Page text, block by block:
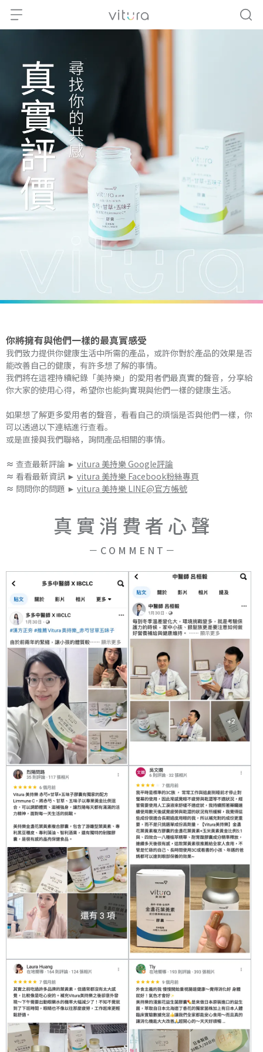
你將擁有與他們一樣的最真實感受
我們致力提供你健康生活中所需的產品，或許你對於產品的效果是否
能改善自己的健康，有許多想了解的事情。
我們將在這裡持續紀錄「美持樂」的愛用者們最真實的聲音，分享給
你大家的使用心得，希望你也能夠實現與他們一樣的健康生活。
如果想了解更多愛用者的聲音，看看自己的煩惱是否與他們一樣，你
可以透過以下連結進行查看。
或是直接與我們聯絡，詢問產品相關的事情。
≈ 查查最新評論 ► vitura 美持樂 Google評論
≈ 看看最新資訊 ► vitura 美持樂 Facebook粉絲專頁
≈ 問問你的問題 ► vitura 美持樂 LINE@官方帳號
真 實 消 費 者 心 聲
－ C O M M E N T －